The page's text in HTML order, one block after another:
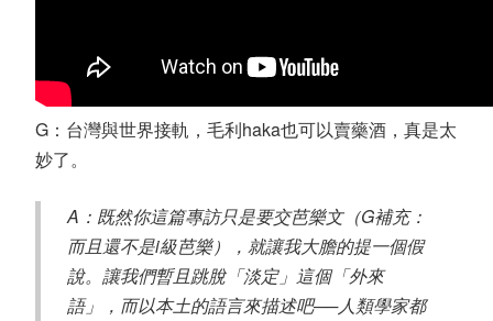
G：台灣與世界接軌，毛利haka也可以賣藥酒，真是太
妙了。
A：既然你這篇專訪只是要交芭樂文（G補充：
而且還不是i級芭樂），就讓我大膽的提一個假
說。讓我們暫且跳脫「淡定」這個「外來
語」，而以本土的語言來描述吧──人類學家都